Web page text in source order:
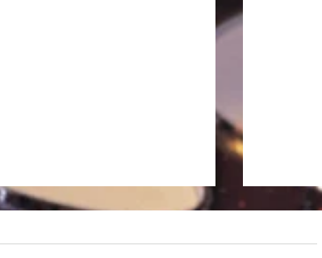
徒然日記「長雨の候 2026」
私、昨日から大阪に入っていま